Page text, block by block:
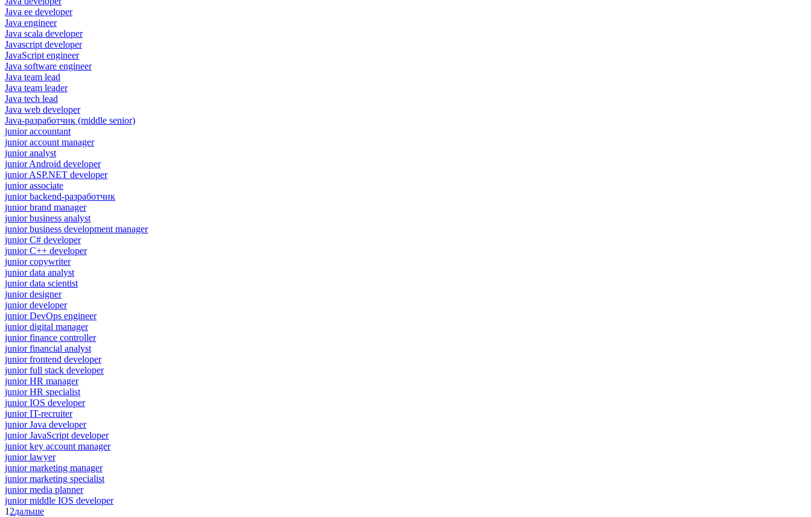
Java ee developer
Java engineer
Java scala developer
Javascript developer
JavaScript engineer
Java software engineer
Java team lead
Java team leader
Java tech lead
Java web developer
Java-разработчик (middle senior)
junior accountant
junior account manager
junior analyst
junior Android developer
junior ASP.NET developer
junior associate
junior backend-разработчик
junior brand manager
junior business analyst
junior business development manager
junior C# developer
junior C++ developer
junior copywriter
junior data analyst
junior data scientist
junior designer
junior developer
junior DevOps engineer
junior digital manager
junior finance controller
junior financial analyst
junior frontend developer
junior full stack developer
junior HR manager
junior HR specialist
junior IOS developer
junior IT-recruiter
junior Java developer
junior JavaScript developer
junior key account manager
junior lawyer
junior marketing manager
junior marketing specialist
junior media planner
junior middle IOS developer
1 2дальше